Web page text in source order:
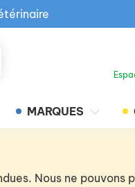
MARQUES
Nous ne pouvons